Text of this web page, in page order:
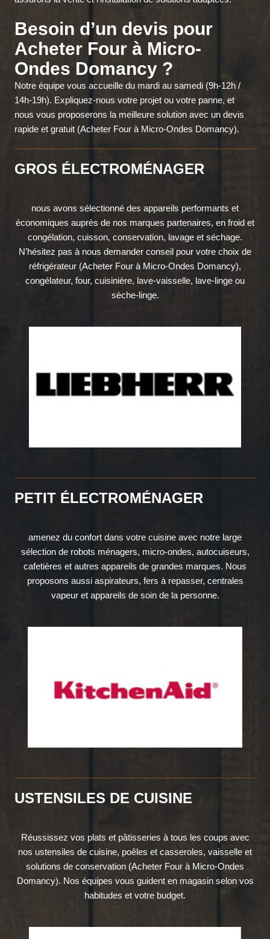
Besoin d’un devis pour
Acheter Four à Micro-
Ondes Domancy ?
Notre équipe vous accueille du mardi au samedi (9h-12h /
14h-19h). Expliquez-nous votre projet ou votre panne, et
nous vous proposerons la meilleure solution avec un devis
rapide et gratuit (Acheter Four à Micro-Ondes Domancy).
GROS ÉLECTROMÉNAGER
nous avons sélectionné des appareils performants et
économiques auprès de nos marques partenaires, en froid et
congélation, cuisson, conservation, lavage et séchage.
N’hésitez pas à nous demander conseil pour votre choix de
réfrigérateur (Acheter Four à Micro-Ondes Domancy),
congélateur, four, cuisinière, lave-vaisselle, lave-linge ou
sèche-linge.
PETIT ÉLECTROMÉNAGER
amenez du confort dans votre cuisine avec notre large
sélection de robots ménagers, micro-ondes, autocuiseurs,
cafetières et autres appareils de grandes marques. Nous
proposons aussi aspirateurs, fers à repasser, centrales
vapeur et appareils de soin de la personne.
USTENSILES DE CUISINE
Réussissez vos plats et pâtisseries à tous les coups avec
nos ustensiles de cuisine, poêles et casseroles, vaisselle et
solutions de conservation (Acheter Four à Micro-Ondes
Domancy). Nos équipes vous guident en magasin selon vos
habitudes et votre budget.